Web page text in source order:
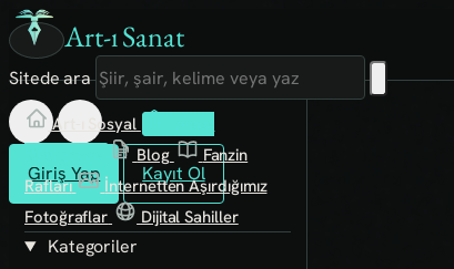
Art-ı Sanat
Sitede ara
Giriş Yap Kayıt Ol
Art-ı Sosyal
Blog
Fanzin
Rafları
İnternetten Aşırdığımız
Fotoğraflar
Dijital Sahiller
Kategoriler